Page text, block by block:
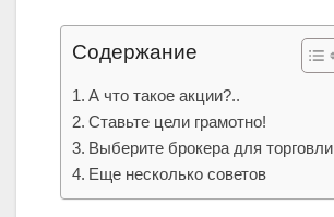
Содержание
А что такое акции?..
Ставьте цели грамотно!
Выберите брокера для торговли
Еще несколько советов